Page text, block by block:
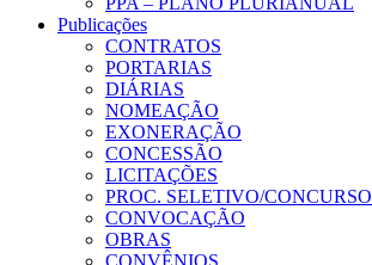
Publicações
CONTRATOS
PORTARIAS
DIÁRIAS
NOMEAÇÃO
EXONERAÇÃO
CONCESSÃO
LICITAÇÕES
PROC. SELETIVO/CONCURSO
CONVOCAÇÃO
OBRAS
CONVÊNIOS